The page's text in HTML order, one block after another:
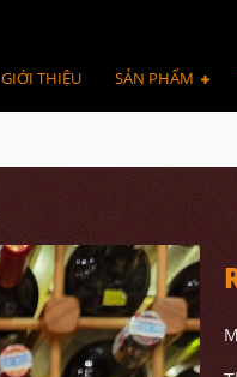
GIỚI THIỆU SẢN PHẨM